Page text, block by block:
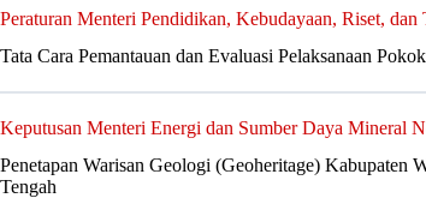
Peraturan Menteri Pendidikan, Kebudayaan, Riset,
Tata Cara Pemantauan dan Evaluasi Pelaksanaan
Keputusan Menteri Energi dan Sumber Daya Mineral
Penetapan Warisan Geologi (Geoheritage) Kabupaten
Tengah